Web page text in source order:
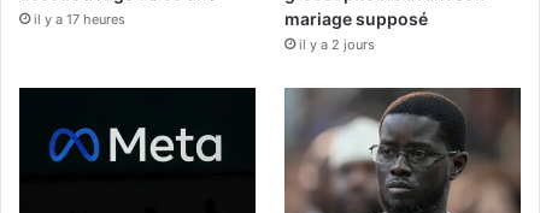
il y a 17 heures
mariage supposé
il y a 2 jours